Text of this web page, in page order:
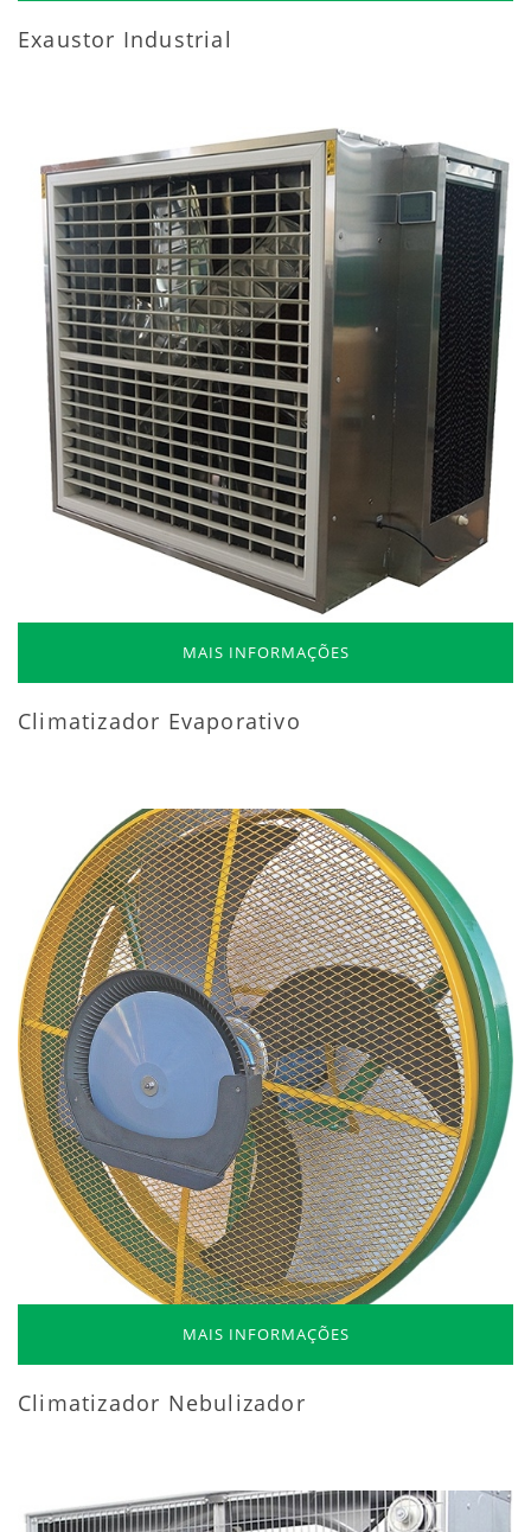
Exaustor Industrial
MAIS INFORMAÇÕES
Climatizador Evaporativo
MAIS INFORMAÇÕES
Climatizador Nebulizador